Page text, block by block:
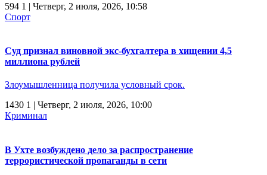
594 1 | Четверг, 2 июля, 2026, 10:58
Спорт
Суд признал виновной экс-бухгалтера в хищении 4,5
миллиона рублей
Злоумышленница получила условный срок.
1430 1 | Четверг, 2 июля, 2026, 10:00
Криминал
В Ухте возбуждено дело за распространение
террористической пропаганды в сети